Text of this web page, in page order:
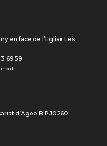
en face de l’Eglise Les
69 59
d’Agoe B.P.10260